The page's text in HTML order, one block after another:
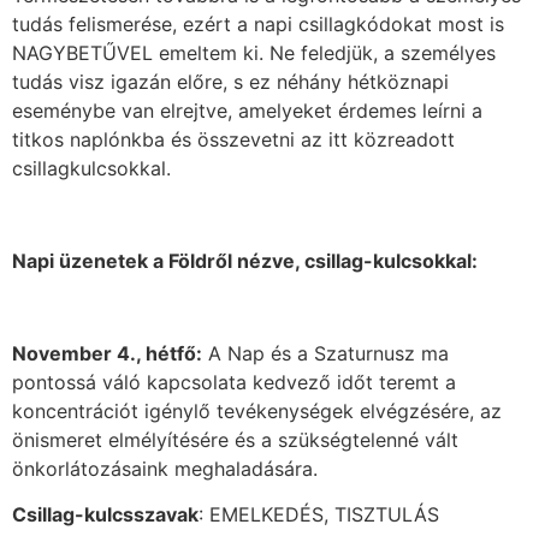
tudás felismerése, ezért a napi csillagkódokat most is
NAGYBETŰVEL emeltem ki. Ne feledjük, a személyes
tudás visz igazán előre, s ez néhány hétköznapi
eseménybe van elrejtve, amelyeket érdemes leírni a
titkos naplónkba és összevetni az itt közreadott
csillagkulcsokkal.
Napi üzenetek a Földről nézve, csillag-kulcsokkal:
November 4., hétfő: A Nap és a Szaturnusz ma
pontossá váló kapcsolata kedvező időt teremt a
koncentrációt igénylő tevékenységek elvégzésére, az
önismeret elmélyítésére és a szükségtelenné vált
önkorlátozásaink meghaladására.
Csillag-kulcsszavak: EMELKEDÉS, TISZTULÁS